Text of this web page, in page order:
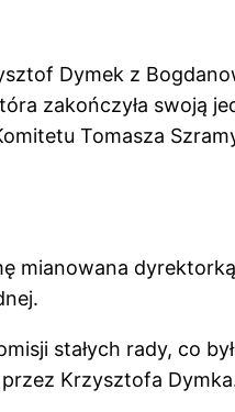
Dymek z
zakończyła swoją
Tomasza
mianowana
stałych rady, co
Krzysztofa